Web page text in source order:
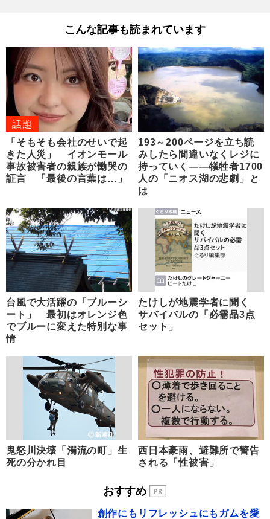
こんな記事も読まれています
話題
「そもそも会社のせいで起
きた人災」 イオンモール
事故被害者の親族が慟哭の
証言 「最後の言葉は…」
193～200ページを立ち読
みしたら間違いなくレジに
持っていく――犠牲者1700
人の「ニオス湖の悲劇」と
は
台風で大活躍の「ブルーシ
ート」 最初はオレンジ色
でブルーに変えた特別な事
情
たけしが地震学者に聞く
サバイバルの「必需品3点
セット」
鬼怒川決壊「濁流の町」生
死の分かれ目
西日本豪雨、避難所で警告
される「性被害」
おすすめ
創作にもリフレッシュにもガムを愛